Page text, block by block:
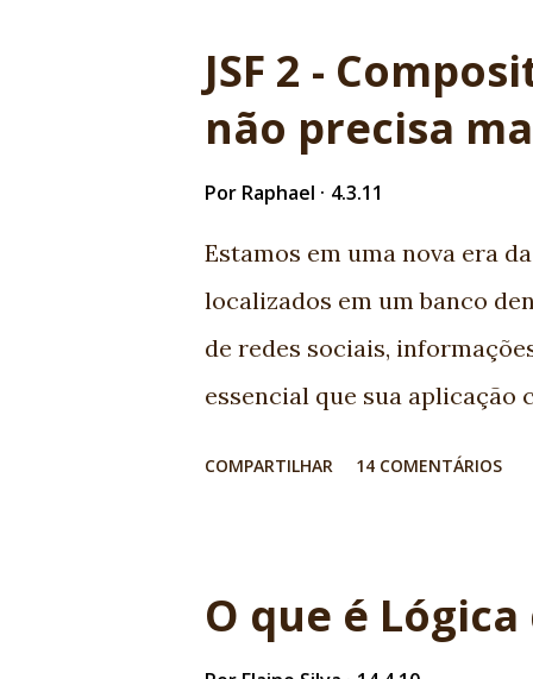
teríamos aquela jovem com
Casa perfeitamente com
bundão com aquele escudo.
JSF 2 -
não precisa
Por Raphael 4.3.11
Estamos em uma nova era
localizados em um banco
de redes sociais,
essencial que sua aplicação
integração com novos
COMPARTILHAR 14 COMENTÁRIOS
O que é